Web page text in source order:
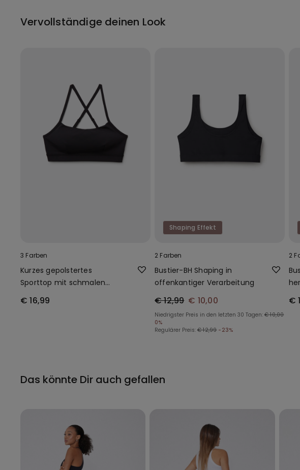
Vervollständige deinen Look
3 Farben
Kurzes gepolstertes
Sporttop mit schmalen
€ 16,99
Shaping Effekt
2 Farben
Bustier-BH Shaping in
offenkantiger Verarbeitung
€ 12,99 € 10,00
Niedrigster Preis in den letzten 30 Tagen: € 10,00
0%
Regulärer Preis: € 12,99 -23%
2
€
Das könnte Dir auch gefallen